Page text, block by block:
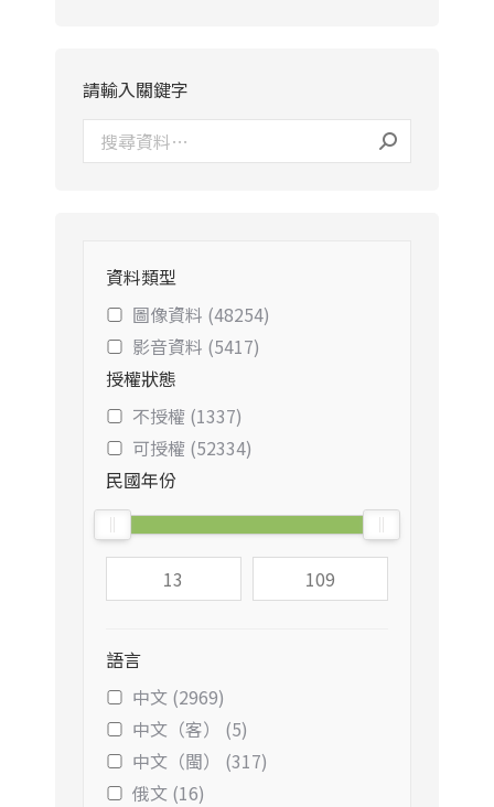
請輸入關鍵字
資料類型
圖像資料 (48254)
影音資料 (5417)
授權狀態
不授權 (1337)
可授權 (52334)
民國年份
語言
中文 (2969)
中文（客） (5)
中文（閩） (317)
俄文 (16)